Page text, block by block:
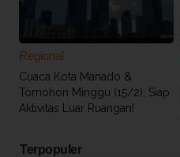
Regional
Cuaca Kota Manado &
Tomohon Minggu (15/2), Siap
Aktivitas Luar Ruangan!
Terpopuler